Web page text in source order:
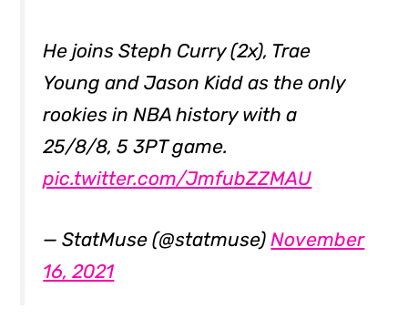
He joins Steph Curry (2x), Trae
Young and Jason Kidd as the only
rookies in NBA history with a
25/8/8, 5 3PT game.
pic.twitter.com/JmfubZZMAU
— StatMuse (@statmuse)November
16, 2021